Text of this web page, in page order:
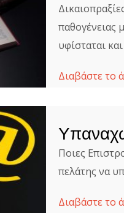
παθογένειας
υφίσταται
Διαβάστε το
Ποιες
πελάτης να
Διαβάστε το